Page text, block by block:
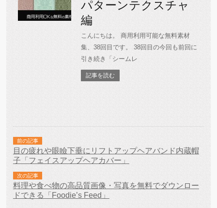
パターンテクスチャ
編
こんにちは。 商用利用可能な無料素材
集、38回目です。 38回目の今回も前回に
引き続き「シームレ
記事を読む
前の記事
目の疲れや眼瞼下垂にリフトアップヘアバンド内蔵帽
子「フェイスアップヘアカバー」
次の記事
料理や食べ物の高品質画像・写真を無料でダウンロー
ドできる「Foodie’s Feed」